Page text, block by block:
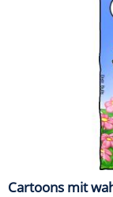
Cartoons mit